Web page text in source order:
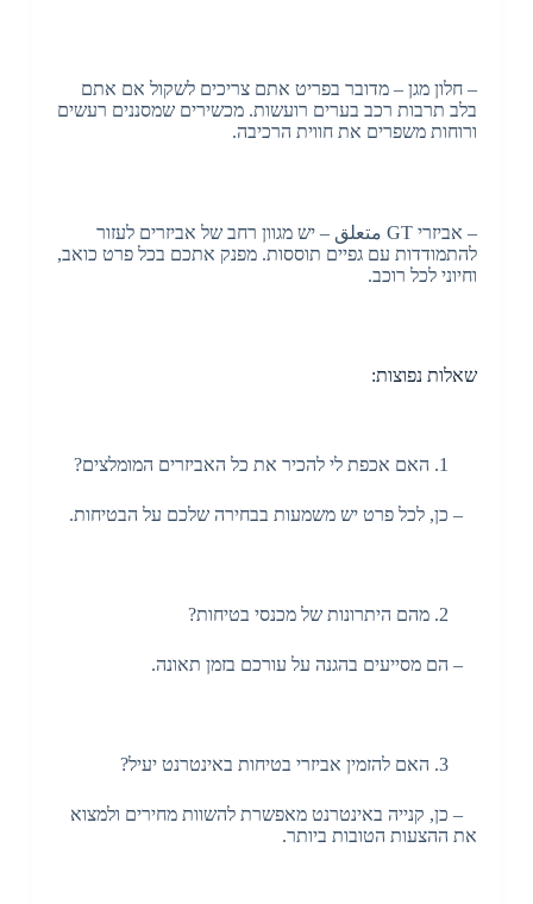
– חלון מגן – מדובר בפריט אתם צריכים לשקול אם אתם
בלב תרבות רכב בערים רועשות. מכשירים שמסננים רעשים
ורוחות משפרים את חווית הרכיבה.
– אביזרי GT متعلق – יש מגוון רחב של אביזרים לעזור
להתמודדות עם גפיים תוססות. מפנק אתכם בכל פרט כואב,
וחיוני לכל רוכב.
שאלות נפוצות:
האם אכפת לי להכיר את כל האביזרים המומלצים?
– כן, לכל פרט יש משמעות בבחירה שלכם על הבטיחות.
מהם היתרונות של מכנסי בטיחות?
– הם מסייעים בהגנה על עורכם בזמן תאונה.
האם להזמין אביזרי בטיחות באינטרנט יעיל?
– כן, קנייה באינטרנט מאפשרת להשוות מחירים ולמצוא
את ההצעות הטובות ביותר.